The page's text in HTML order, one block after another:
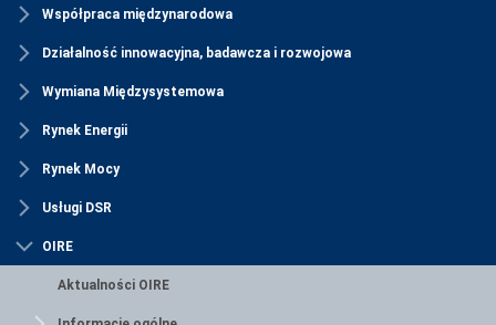
Współpraca międzynarodowa
Działalność innowacyjna, badawcza i rozwojowa
Wymiana Międzysystemowa
Rynek Energii
Rynek Mocy
Usługi DSR
OIRE
Aktualności OIRE